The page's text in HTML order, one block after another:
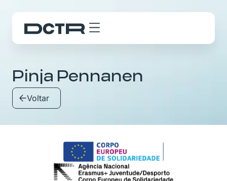
Pinja Pennanen
Voltar